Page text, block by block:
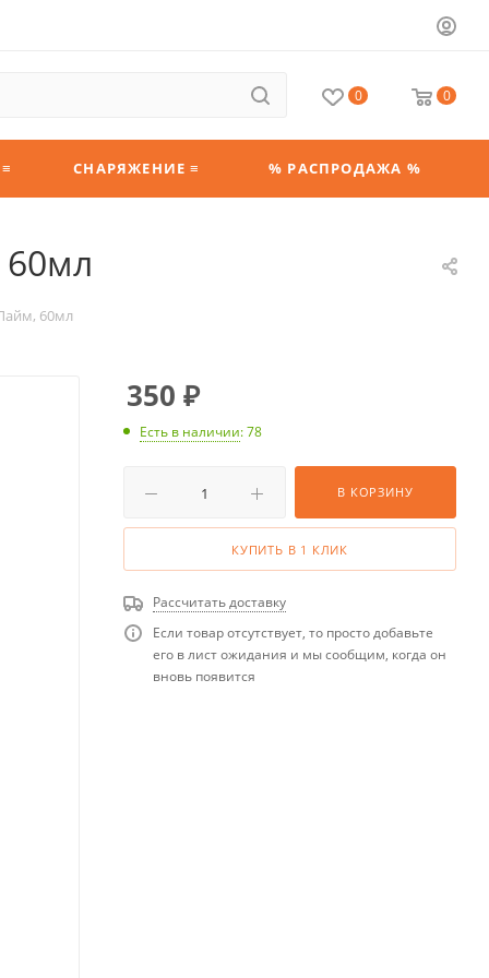
0 0
СНАРЯЖЕНИЕ ≡ % РАСПРОДАЖА %
60мл
60мл
350 ₽
Есть в наличии: 78
В КОРЗИНУ
КУПИТЬ В 1 КЛИК
Рассчитать доставку
Если товар отсутствует, то просто добавьте
его в лист ожидания и мы сообщим, когда он
вновь появится